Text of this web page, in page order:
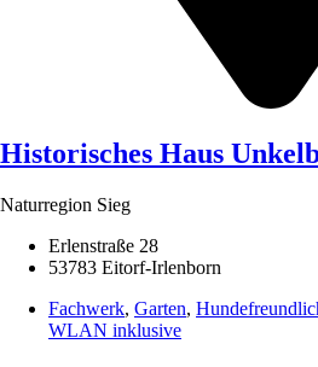
Historisches Haus
Naturregion Sieg
Erlenstraße 28
53783 Eitorf-Irlenborn
Fachwerk, Garten,
WLAN inklusive